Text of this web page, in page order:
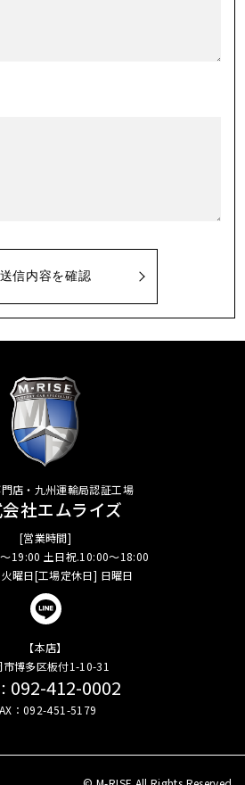
店・九州運輸局認証工場
社エムライズ
[営業時間]
19:00 土日祝.10:00～18:00
曜日[工場定休日] 日曜日
【本店】
市博多区板付1-10-31
092-412-0002
：092-451-5179